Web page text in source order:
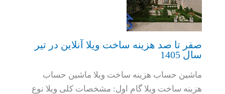
صفر تا صد هزینه ساخت ویلا آنلاین در تیر
سال 1405
ماشین حساب هزینه ساخت ویلا ماشین حساب
هزینه ساخت ویلا گام اول: مشخصات کلی ویلا نوع